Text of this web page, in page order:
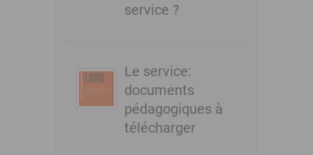
service ?
Le service:
documents
pédagogiques à
télécharger